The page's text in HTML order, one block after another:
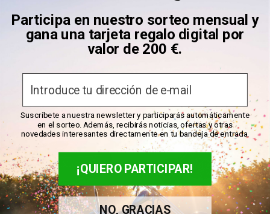
Cruz de Malta Choppers Pin
venta
Indian Motorcycle Pin 1
Precio
venta
€8,95
Participa en nuestro sorteo mensual y
gana una tarjeta regalo digital por
valor de 200 €.
Suscríbete a nuestra newsletter y participarás automáticamente
en el sorteo. Además, recibirás noticias, ofertas y otras
novedades interesantes directamente en tu bandeja de entrada.
¡QUIERO PARTICIPAR!
NO, GRACIAS